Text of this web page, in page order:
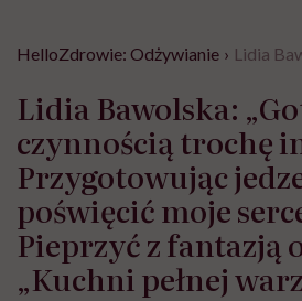
HelloZdrowie: Odżywianie › Lidia
Lidia Bawolska:
czynnością trochę
Przygotowując
poświęcić moje
Pieprzyć z fantazją
„Kuchni pełnej